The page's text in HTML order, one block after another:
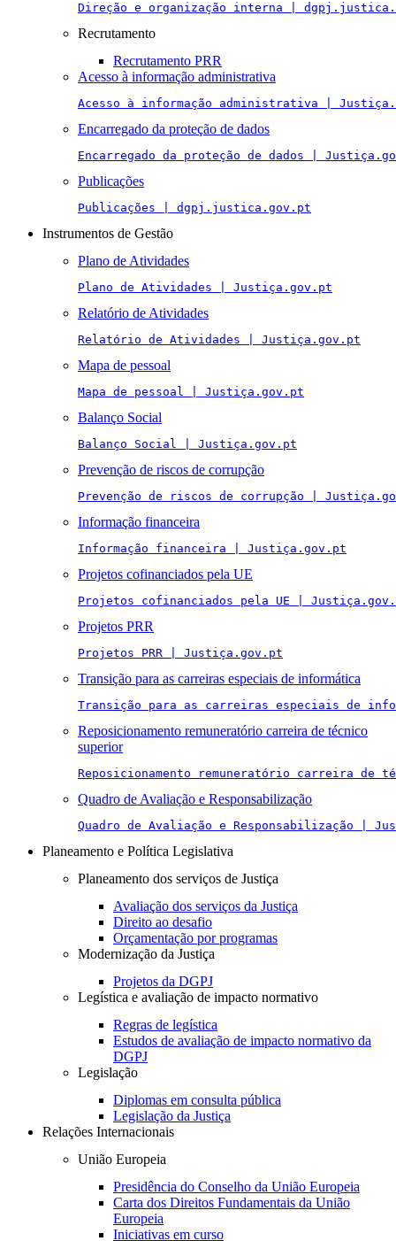
Direção e organização interna |
Recrutamento
Recrutamento PRR
Acesso à informação administrativa
Acesso à informação administrativa |
Encarregado da proteção de dados
Encarregado da proteção de dados |
Publicações
Publicações | dgpj.justica.gov.pt
Instrumentos de Gestão
Plano de Atividades
Plano de Atividades | Justiça.gov.pt
Relatório de Atividades
Relatório de Atividades | Justiça.gov.pt
Mapa de pessoal
Mapa de pessoal | Justiça.gov.pt
Balanço Social
Balanço Social | Justiça.gov.pt
Prevenção de riscos de corrupção
Prevenção de riscos de corrupção |
Informação financeira
Informação financeira | Justiça.gov.pt
Projetos cofinanciados pela UE
Projetos cofinanciados pela UE |
Projetos PRR
Projetos PRR | Justiça.gov.pt
Transição para as carreiras especiais de informática
Transição para as carreiras especiais de
Reposicionamento remuneratório carreira de técnico
superior
Reposicionamento remuneratório carreira
Quadro de Avaliação e Responsabilização
Quadro de Avaliação e Responsabilização |
Planeamento e Política Legislativa
Planeamento dos serviços de Justiça
Avaliação dos serviços da Justiça
Direito ao desafio
Orçamentação por programas
Modernização da Justiça
Projetos da DGPJ
Legística e avaliação de impacto normativo
Regras de legística
Estudos de avaliação de impacto normativo da
DGPJ
Legislação
Diplomas em consulta pública
Legislação da Justiça
Relações Internacionais
União Europeia
Presidência do Conselho da União Europeia
Carta dos Direitos Fundamentais da União
Europeia
Iniciativas em curso